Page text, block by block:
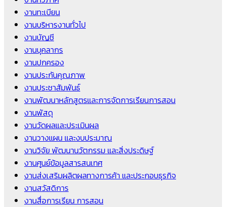
งานทะเบียน
งานบริหารงานทั่วไป
งานบัญชี
งานบุคลากร
งานปกครอง
งานประกันคุณภาพ
งานประชาสัมพันธ์
งานพัฒนาหลักสูตรและการจัดการเรียนการสอน
งานพัสดุ
งานวัดผลและประเมินผล
งานวางแผน และงบประมาณ
งานวิจัย พัฒนานวัตกรรม และสิ่งประดิษฐ์
งานศูนย์ข้อมูลสารสนเทศ
งานส่งเสริมผลิตผลทางการค้า และประกอบธุรกิจ
งานสวัสดิการ
งานสื่อการเรียน การสอน